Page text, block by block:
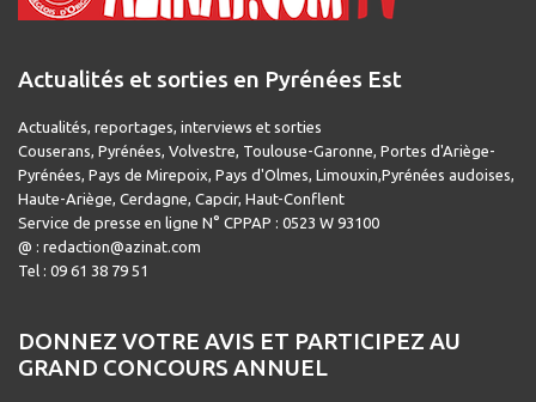
Actualités et sorties en Pyrénées Est
Actualités, reportages, interviews et sorties
Couserans, Pyrénées, Volvestre, Toulouse-Garonne, Portes d'Ariège-
Pyrénées, Pays de Mirepoix, Pays d'Olmes, Limouxin,Pyrénées audoises,
Haute-Ariège, Cerdagne, Capcir, Haut-Conflent
Service de presse en ligne N° CPPAP : 0523 W 93100
@ : redaction@azinat.com
Tel : 09 61 38 79 51
DONNEZ VOTRE AVIS ET PARTICIPEZ AU
GRAND CONCOURS ANNUEL